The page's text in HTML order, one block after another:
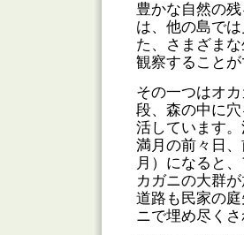
豊かな自然の
は、他の島で
た、さまざま
観察すること
その一つはオ
段、森の中に
活しています
満月の前々日
月）になると
カガニの大群
道路も民家の
ニで埋め尽く